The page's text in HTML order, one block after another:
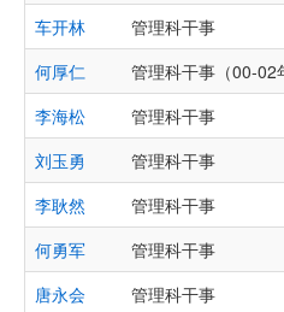
车开林
管理科干事
何厚仁
管理科干事（00-02
李海松
管理科干事
刘玉勇
管理科干事
李耿然
管理科干事
何勇军
管理科干事
唐永会
管理科干事